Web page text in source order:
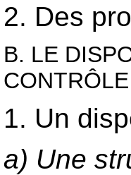
2. Des
B. LE
1. Un
a) Une